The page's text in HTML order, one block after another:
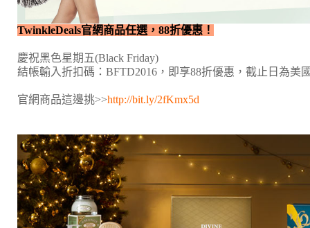
TwinkleDeals官網商品任選，88折優惠！
慶祝黑色星期五(Black Friday)
結帳輸入折扣碼：BFTD2016，即享88折優惠，截止日為美
官網商品這邊挑>>http://bit.ly/2fKmx5d